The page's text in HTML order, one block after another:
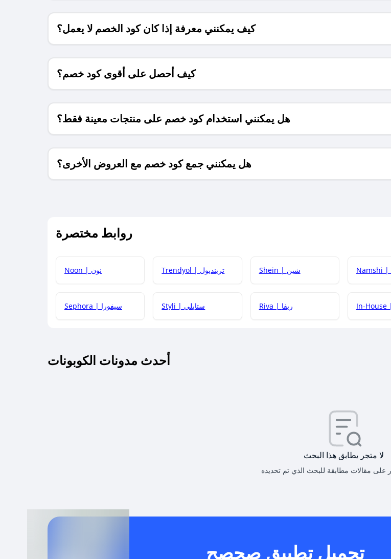
كيف يمكنني معرفة إذا كان كود الخصم لا يعمل؟
كيف أحصل على أقوى كود خصم؟
هل يمكنني استخدام كود خصم على منتجات معينة فقط؟
هل يمكنني جمع كود خصم مع العروض الأخرى؟
روابط مختصرة
Noon | نون Trendyol | ترينديول Shein | شين
Sephora | سيفورا Styli | ستايلي Riva | ريفا
أحدث مدونات الكوبونات
لا متجر يطابق هذا البحث
تحميل تطبيق صحصح